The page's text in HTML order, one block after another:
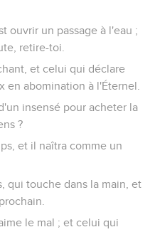
ouvrir un passage à l'eau ;
retire-toi.
et celui qui déclare
en abomination à l'Éternel.
insensé pour acheter la
?
et il naîtra comme un
qui touche dans la main, et
le mal ; et celui qui